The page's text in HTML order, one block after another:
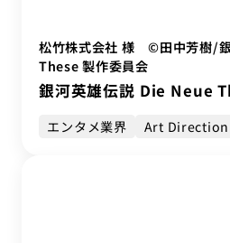
松竹株式会社 様 ©田中芳樹/
These 製作委員会
銀河英雄伝説 Die Neue
エンタメ業界 Art Direction